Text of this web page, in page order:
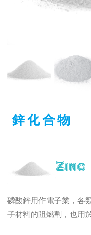
鋅化合物
Zinc
磷酸鋅用作電子業，各
子材料的阻燃劑，也用